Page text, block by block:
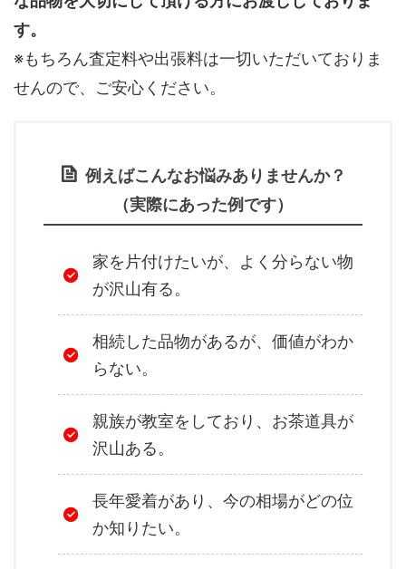
す。
※もちろん査定料や出張料は一切いただいておりま
せんので、ご安心ください。
例えばこんなお悩みありませんか？
（実際にあった例です）
家を片付けたいが、よく分らない物
が沢山有る。
相続した品物があるが、価値がわか
らない。
親族が教室をしており、お茶道具が
沢山ある。
長年愛着があり、今の相場がどの位
か知りたい。